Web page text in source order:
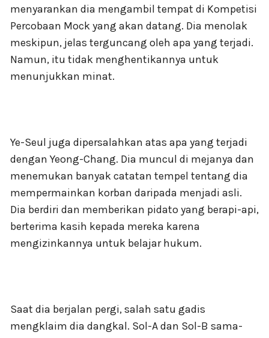
menyarankan dia mengambil tempat di Kompetisi
Percobaan Mock yang akan datang. Dia menolak
meskipun, jelas terguncang oleh apa yang terjadi.
Namun, itu tidak menghentikannya untuk
menunjukkan minat.
Ye-Seul juga dipersalahkan atas apa yang terjadi
dengan Yeong-Chang. Dia muncul di mejanya dan
menemukan banyak catatan tempel tentang dia
mempermainkan korban daripada menjadi asli.
Dia berdiri dan memberikan pidato yang berapi-api,
berterima kasih kepada mereka karena
mengizinkannya untuk belajar hukum.
Saat dia berjalan pergi, salah satu gadis
mengklaim dia dangkal. Sol-A dan Sol-B sama-